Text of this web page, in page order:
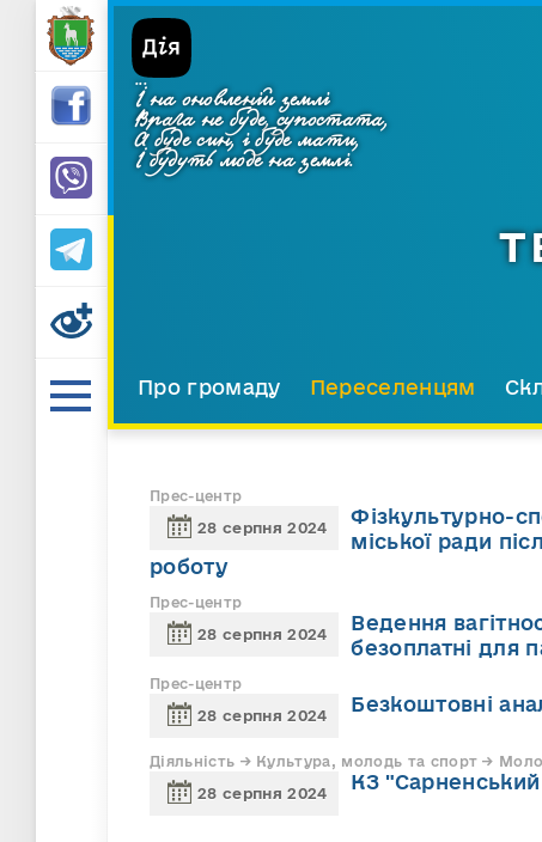
...
І на оновленій землі
Врага не буде, супостата,
А буде син, і буде мати,
І будуть люде на землі.
Про громаду Переселенцям
Прес-центр
28 серпня 2024
Фізкультурно-
міської ради
роботу
Прес-центр
28 серпня 2024
Ведення
безоплатні для
Прес-центр
28 серпня 2024 Безкоштовні
Діяльність → Культура, молодь та спорт →
28 серпня 2024 КЗ